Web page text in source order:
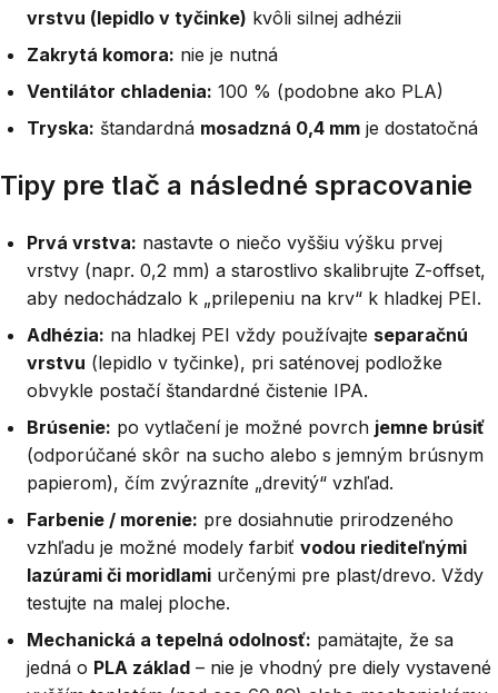
vrstvu (lepidlo v tyčinke) kvôli silnej adhézii
Zakrytá komora: nie je nutná
Ventilátor chladenia: 100 % (podobne ako PLA)
Tryska: štandardná mosadzná 0,4 mm je dostatočná
Tipy pre tlač a následné spracovanie
Prvá vrstva: nastavte o niečo vyššiu výšku prvej
vrstvy (napr. 0,2 mm) a starostlivo skalibrujte Z-offset,
aby nedochádzalo k „prilepeniu na krv“ k hladkej PEI.
Adhézia: na hladkej PEI vždy používajte separačnú
vrstvu (lepidlo v tyčinke), pri saténovej podložke
obvykle postačí štandardné čistenie IPA.
Brúsenie: po vytlačení je možné povrch jemne brúsiť
(odporúčané skôr na sucho alebo s jemným brúsnym
papierom), čím zvýrazníte „drevitý“ vzhľad.
Farbenie / morenie: pre dosiahnutie prirodzeného
vzhľadu je možné modely farbiť vodou riediteľnými
lazúrami či moridlami určenými pre plast/drevo. Vždy
testujte na malej ploche.
Mechanická a tepelná odolnosť: pamätajte, že sa
jedná o PLA základ – nie je vhodný pre diely vystavené